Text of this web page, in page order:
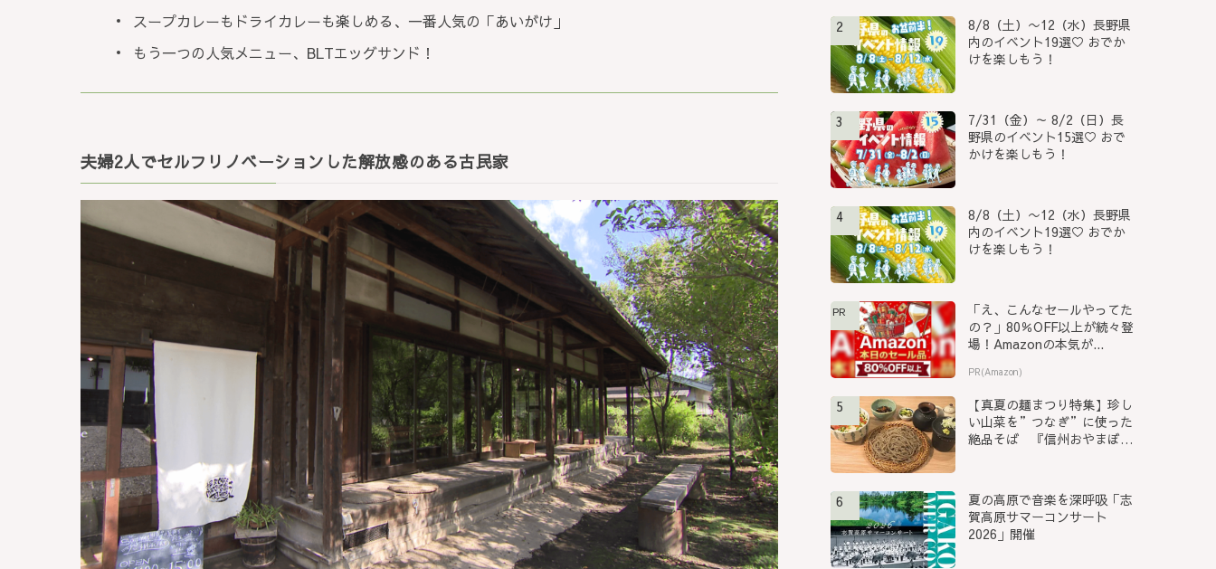
スープカレーもドライカレーも楽しめる、一番人気の「あいがけ」
もう一つの人気メニュー、BLTエッグサンド！
夫婦2人でセルフリノベーションした解放感のある古民家
2
8/8（土）〜12（水）長野県
内のイベント19選♡ おでか
けを楽しもう！
3
7/31（金）～ 8/2（日）長
野県のイベント15選♡ おで
かけを楽しもう！
4
8/8（土）〜12（水）長野県
内のイベント19選♡ おでか
けを楽しもう！
PR
「え、こんなセールやってた
の？」80％OFF以上が続々登
場！Amazonの本気が...
PR(Amazon)
5
【真夏の麺まつり特集】珍し
い山菜を”つなぎ”に使った
絶品そば 『信州おやまぼく
6
夏の高原で音楽を深呼吸「志
賀高原サマーコンサート
2026」開催